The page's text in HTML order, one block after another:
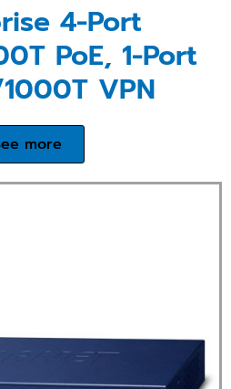
4-Port
PoE, 1-Port
VPN
more